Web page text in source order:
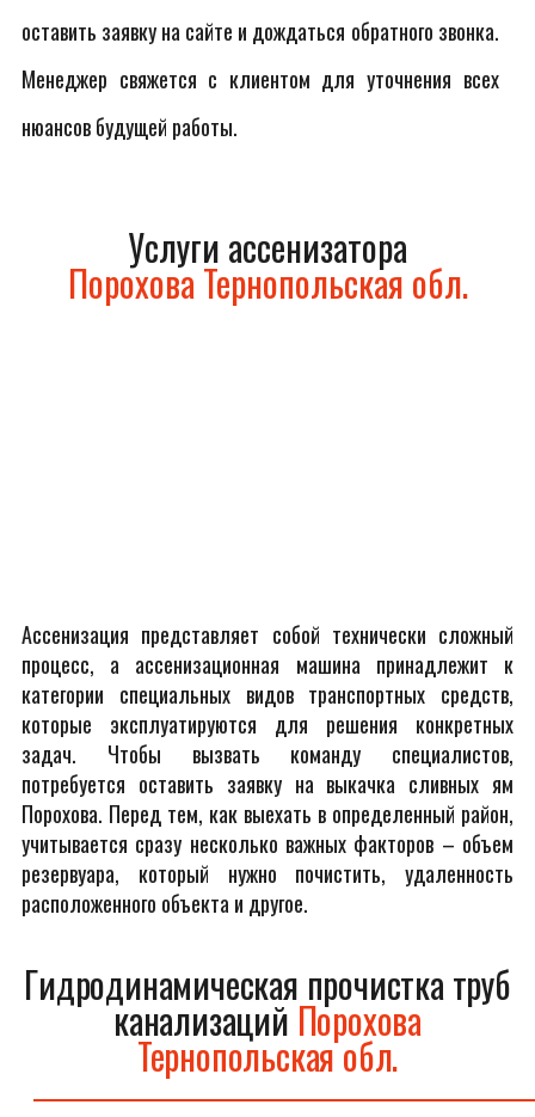
оставить заявку на сайте и дождаться обратного звонка.
Менеджер свяжется с клиентом для уточнения всех
нюансов будущей работы.
Услуги ассенизатора
Порохова Тернопольская обл.
Ассенизация представляет собой технически сложный
процесс, а ассенизационная машина принадлежит к
категории специальных видов транспортных средств,
которые эксплуатируются для решения конкретных
задач. Чтобы вызвать команду специалистов,
потребуется оставить заявку на выкачка сливных ям
Порохова. Перед тем, как выехать в определенный район,
учитывается сразу несколько важных факторов – объем
резервуара, который нужно почистить, удаленность
расположенного объекта и другое.
Гидродинамическая прочистка труб
канализаций Порохова
Тернопольская обл.